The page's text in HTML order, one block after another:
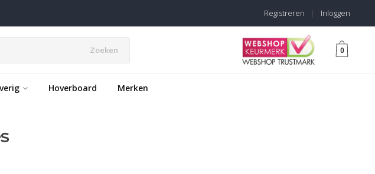
Inloggen
|
Registreren
Zoeken 0
Hoverboard Merken